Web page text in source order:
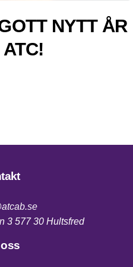
NYTT ÅR
3 577 30 Hultsfred